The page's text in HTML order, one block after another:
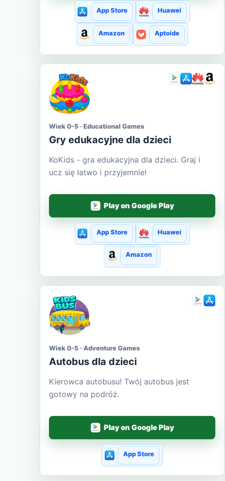
App Store Huawei
Amazon Aptoide
Wiek 0-5 · Educational Games
Gry edukacyjne dla dzieci
KoKids - gra edukacyjna dla dzieci. Graj i
ucz się łatwo i przyjemnie!
Play on Google Play
App Store Huawei
Amazon
Wiek 0-5 · Adventure Games
Autobus dla dzieci
Kierowca autobusu! Twój autobus jest
gotowy na podróż.
Play on Google Play
App Store